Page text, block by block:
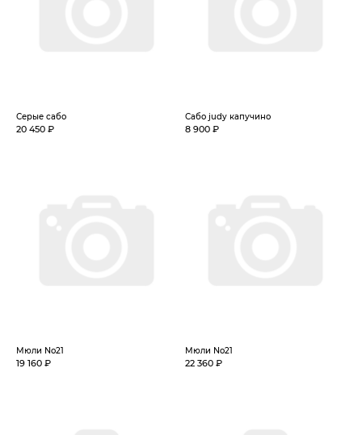
Серые сабо
20 450 ₽
Сабо judy капучино
8 900 ₽
Мюли No21
19 160 ₽
Мюли No21
22 360 ₽